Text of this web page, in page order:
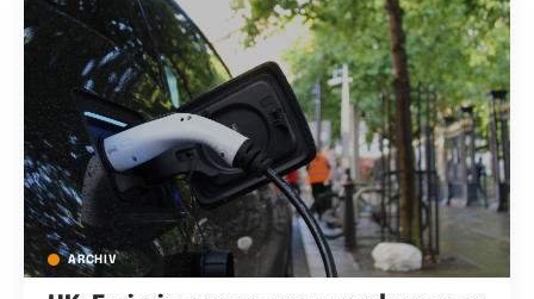
ARCHIV